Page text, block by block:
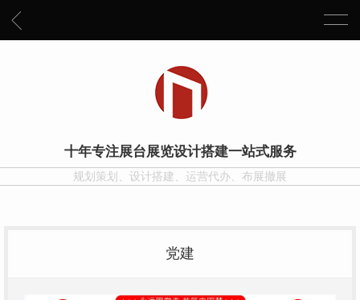
十年专注展台展览设计搭建一站式服务
规划策划、设计搭建、运营代办、布展撤展
党建